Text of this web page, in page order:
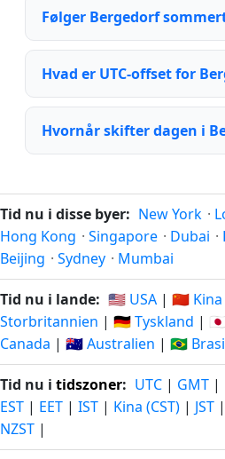
Følger Bergedorf
Hvad er UTC-offset for
Hvornår skifter dagen i
Tid nu i disse byer: New York ·
Hong Kong · Singapore · Dubai ·
Beijing · Sydney · Mumbai
Tid nu i lande: 🇺🇸 USA | 🇨🇳 Kina
Storbritannien | 🇩🇪 Tyskland |
Canada | 🇦🇺 Australien | 🇧🇷
Tid nu i tidszoner: UTC | GMT |
EST | EET | IST | Kina (CST) | JST |
NZST |